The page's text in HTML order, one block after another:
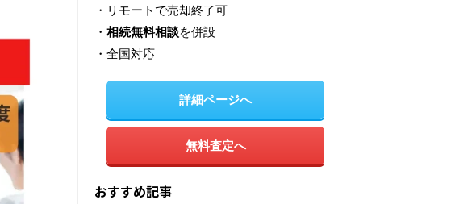
・リモートで売却終了可
・ 相続無料相談を併設
・全国対応
詳細ページへ
無料査定へ
おすすめ記事